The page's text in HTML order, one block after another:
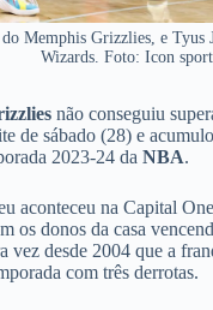
Memphis Grizzlies, e Tyus
Wizards. Foto: Icon sport
não conseguiu
de sábado (28) e
2023-24 da NBA.
aconteceu na Capital
os donos da casa
vez desde 2004 que a
com três derrotas.